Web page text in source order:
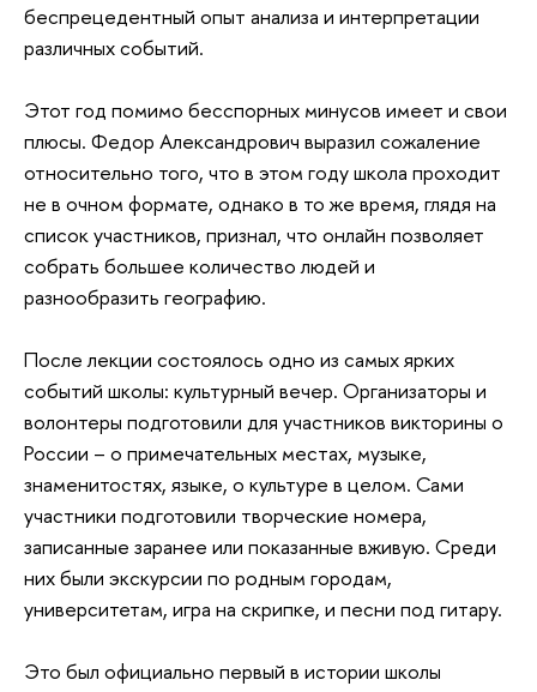
беспрецедентный опыт анализа и интерпретации
различных событий.
Этот год помимо бесспорных минусов имеет и свои
плюсы. Федор Александрович выразил сожаление
относительно того, что в этом году школа проходит
не в очном формате, однако в то же время, глядя на
список участников, признал, что онлайн позволяет
собрать большее количество людей и
разнообразить географию.
После лекции состоялось одно из самых ярких
событий школы: культурный вечер. Организаторы и
волонтеры подготовили для участников викторины о
России – о примечательных местах, музыке,
знаменитостях, языке, о культуре в целом. Сами
участники подготовили творческие номера,
записанные заранее или показанные вживую. Среди
них были экскурсии по родным городам,
университетам, игра на скрипке, и песни под гитару.
Это был официально первый в истории школы